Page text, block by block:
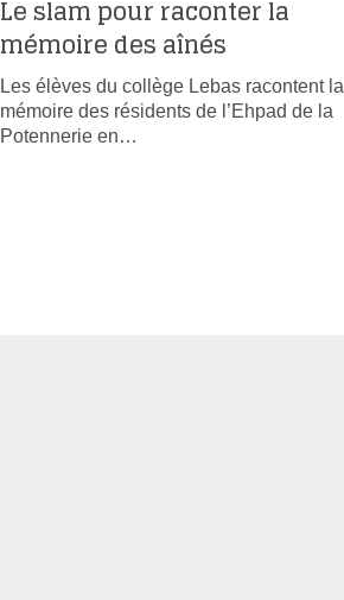
Le slam pour raconter la
mémoire des aînés
Les élèves du collège Lebas racontent la
mémoire des résidents de l’Ehpad de la
Potennerie en…